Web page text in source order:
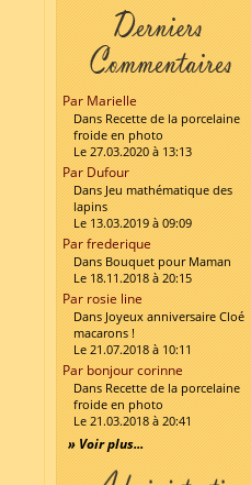
Par Marielle
Dans Recette de la porcelaine
froide en photo
Le 27.03.2020 à 13:13
Par Dufour
Dans Jeu mathématique des
lapins
Le 13.03.2019 à 09:09
Par frederique
Dans Bouquet pour Maman
Le 18.11.2018 à 20:15
Par rosie line
Dans Joyeux anniversaire Cloé
macarons !
Le 21.07.2018 à 10:11
Par bonjour corinne
Dans Recette de la porcelaine
froide en photo
Le 21.03.2018 à 20:41
» Voir plus...